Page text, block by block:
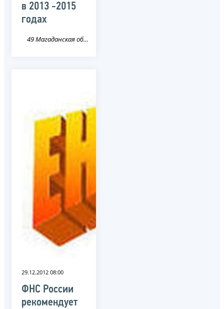
в 2013 -2015
годах
49 Магаданская область
29.12.2012 08:00
ФНС России
рекомендует